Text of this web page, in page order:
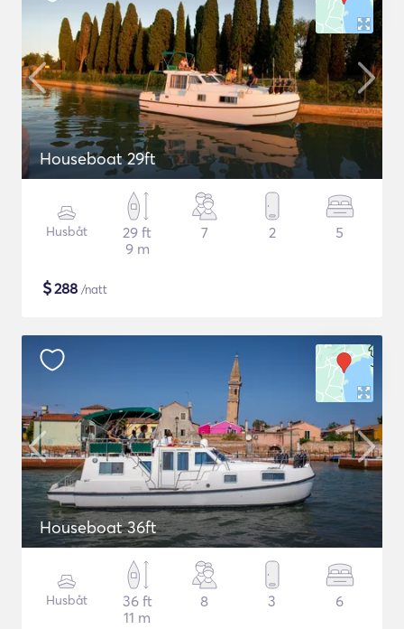
Houseboat 29ft
Husbåt
29 ft
9 m
7 2 5
$288 /natt
Houseboat 36ft
Husbåt
36 ft
11 m
8 3 6